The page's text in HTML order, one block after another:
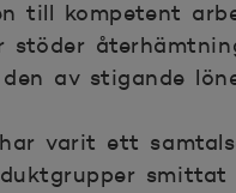
till kompetent
stöder
av stigande
varit ett